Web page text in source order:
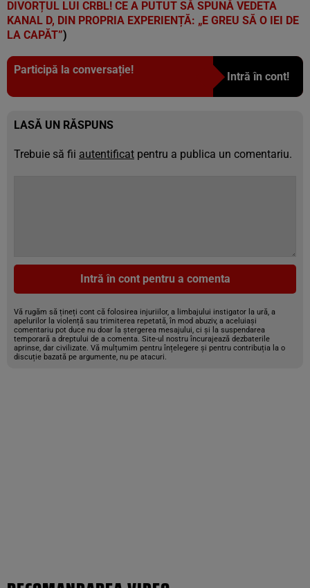
DIVORȚUL LUI CRBL! CE A PUTUT SĂ SPUNĂ VEDETA
KANAL D, DIN PROPRIA EXPERIENȚĂ: „E GREU SĂ O IEI DE
LA CAPĂT”)
Participă la conversație!
Intră în cont!
LASĂ UN RĂSPUNS
Trebuie să fii autentificat pentru a publica un comentariu.
Intră în cont pentru a comenta
Vă rugăm să țineți cont că folosirea injuriilor, a limbajului instigator la ură, a
apelurilor la violență sau trimiterea repetată, în mod abuziv, a aceluiași
comentariu pot duce nu doar la ștergerea mesajului, ci și la suspendarea
temporară a dreptului de a comenta. Site-ul nostru încurajează dezbaterile
aprinse, dar civilizate. Vă mulțumim pentru înțelegere și pentru contribuția la o
discuție bazată pe argumente, nu pe atacuri.